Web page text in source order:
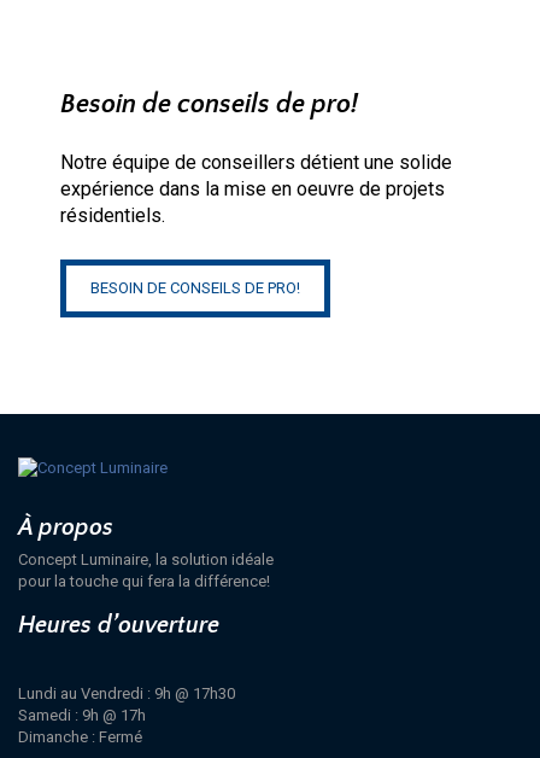
Besoin de conseils de pro!
Notre équipe de conseillers détient une solide
expérience dans la mise en oeuvre de projets
résidentiels.
BESOIN DE CONSEILS DE PRO!
À propos
Concept Luminaire, la solution idéale
pour la touche qui fera la différence!
Heures d’ouverture
Lundi au Vendredi : 9h @ 17h30
Samedi : 9h @ 17h
Dimanche : Fermé